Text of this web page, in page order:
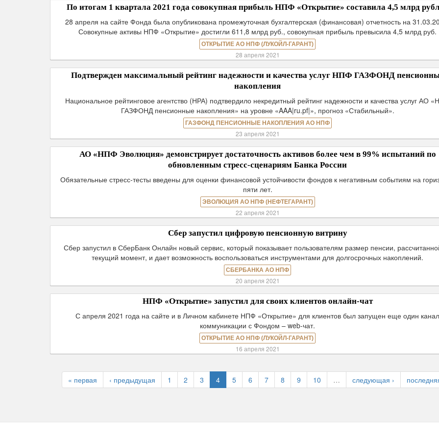
По итогам 1 квартала 2021 года совокупная прибыль НПФ «Открытие» составила 4,5 млрд
28 апреля на сайте Фонда была опубликована промежуточная бухгалтерская (финансовая) отчетность на
Совокупные активы НПФ «Открытие» достигли 611,8 млрд руб., совокупная прибыль превысила 4,5 млрд руб.
ОТКРЫТИЕ АО НПФ (ЛУКОЙЛ-ГАРАНТ)
28 апреля 2021
Подтвержден максимальный рейтинг надежности и качества услуг НПФ ГАЗФОНД
накопления
Национальное рейтинговое агентство (НРА) подтвердило некредитный рейтинг надежности и качества услуг АО
ГАЗФОНД пенсионные накопления» на уровне «AAA|ru.pf|», прогноз «Стабильный».
ГАЗФОНД ПЕНСИОННЫЕ НАКОПЛЕНИЯ АО НПФ
23 апреля 2021
АО «НПФ Эволюция» демонстрирует достаточность активов более чем в 99% испытаний по
обновленным стресс-сценариям Банка России
Обязательные стресс-тесты введены для оценки финансовой устойчивости фондов к негативным событиям на
пяти лет.
ЭВОЛЮЦИЯ АО НПФ (НЕФТЕГАРАНТ)
22 апреля 2021
Сбер запустил цифровую пенсионную витрину
Сбер запустил в СберБанк Онлайн новый сервис, который показывает пользователям размер пенсии,
текущий момент, и дает возможность воспользоваться инструментами для долгосрочных накоплений.
СБЕРБАНКА АО НПФ
20 апреля 2021
НПФ «Открытие» запустил для своих клиентов онлайн-чат
С апреля 2021 года на сайте и в Личном кабинете НПФ «Открытие» для клиентов был запущен еще один канал
коммуникации с Фондом – web-чат.
ОТКРЫТИЕ АО НПФ (ЛУКОЙЛ-ГАРАНТ)
16 апреля 2021
« первая ‹ предыдущая 1 2 3 4 5 6 7 8 9 10 … следующая ›